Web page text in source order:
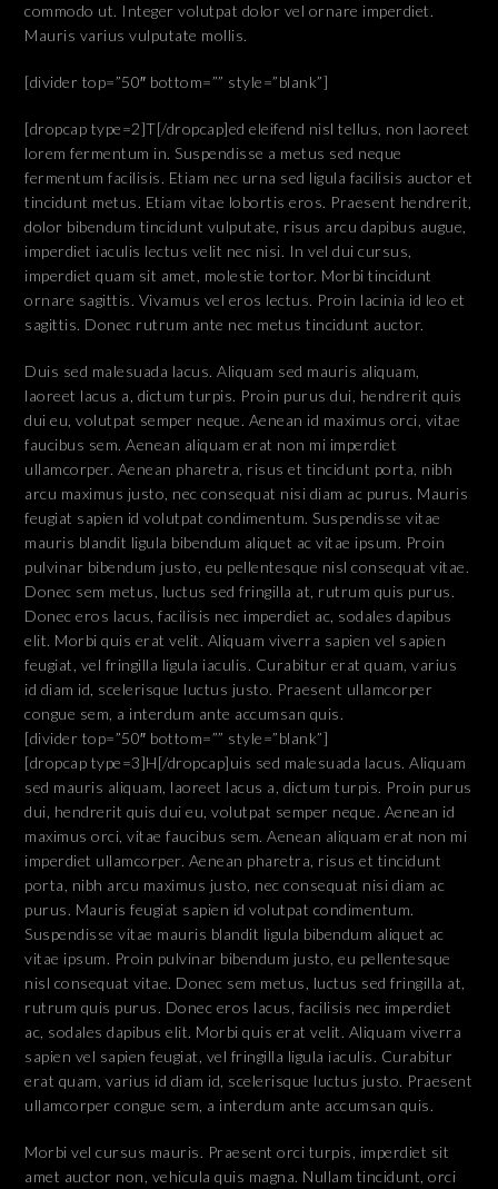
commodo ut. Integer volutpat dolor vel ornare imperdiet.
Mauris varius vulputate mollis.
[divider top=”50″ bottom=”” style=”blank”]
[dropcap type=2]T[/dropcap]ed eleifend nisl tellus, non laoreet
lorem fermentum in. Suspendisse a metus sed neque
fermentum facilisis. Etiam nec urna sed ligula facilisis auctor et
tincidunt metus. Etiam vitae lobortis eros. Praesent hendrerit,
dolor bibendum tincidunt vulputate, risus arcu dapibus augue,
imperdiet iaculis lectus velit nec nisi. In vel dui cursus,
imperdiet quam sit amet, molestie tortor. Morbi tincidunt
ornare sagittis. Vivamus vel eros lectus. Proin lacinia id leo et
sagittis. Donec rutrum ante nec metus tincidunt auctor.
Duis sed malesuada lacus. Aliquam sed mauris aliquam,
laoreet lacus a, dictum turpis. Proin purus dui, hendrerit quis
dui eu, volutpat semper neque. Aenean id maximus orci, vitae
faucibus sem. Aenean aliquam erat non mi imperdiet
ullamcorper. Aenean pharetra, risus et tincidunt porta, nibh
arcu maximus justo, nec consequat nisi diam ac purus. Mauris
feugiat sapien id volutpat condimentum. Suspendisse vitae
mauris blandit ligula bibendum aliquet ac vitae ipsum. Proin
pulvinar bibendum justo, eu pellentesque nisl consequat vitae.
Donec sem metus, luctus sed fringilla at, rutrum quis purus.
Donec eros lacus, facilisis nec imperdiet ac, sodales dapibus
elit. Morbi quis erat velit. Aliquam viverra sapien vel sapien
feugiat, vel fringilla ligula iaculis. Curabitur erat quam, varius
id diam id, scelerisque luctus justo. Praesent ullamcorper
congue sem, a interdum ante accumsan quis.
[divider top=”50″ bottom=”” style=”blank”]
[dropcap type=3]H[/dropcap]uis sed malesuada lacus. Aliquam
sed mauris aliquam, laoreet lacus a, dictum turpis. Proin purus
dui, hendrerit quis dui eu, volutpat semper neque. Aenean id
maximus orci, vitae faucibus sem. Aenean aliquam erat non mi
imperdiet ullamcorper. Aenean pharetra, risus et tincidunt
porta, nibh arcu maximus justo, nec consequat nisi diam ac
purus. Mauris feugiat sapien id volutpat condimentum.
Suspendisse vitae mauris blandit ligula bibendum aliquet ac
vitae ipsum. Proin pulvinar bibendum justo, eu pellentesque
nisl consequat vitae. Donec sem metus, luctus sed fringilla at,
rutrum quis purus. Donec eros lacus, facilisis nec imperdiet
ac, sodales dapibus elit. Morbi quis erat velit. Aliquam viverra
sapien vel sapien feugiat, vel fringilla ligula iaculis. Curabitur
erat quam, varius id diam id, scelerisque luctus justo. Praesent
ullamcorper congue sem, a interdum ante accumsan quis.
Morbi vel cursus mauris. Praesent orci turpis, imperdiet sit
amet auctor non, vehicula quis magna. Nullam tincidunt, orci